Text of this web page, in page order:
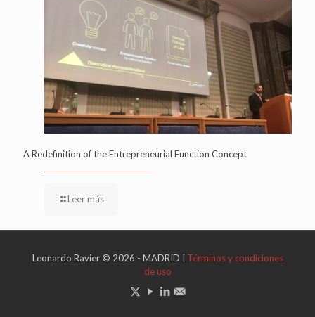
A Redefinition of the Entrepreneurial Function Concept
Leer más
Leonardo Ravier © 2026 - MADRID I Términos y condiciones
de uso